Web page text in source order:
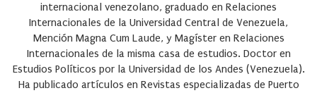
internacional venezolano, graduado en Relaciones
Internacionales de la Universidad Central de Venezuela,
Mención Magna Cum Laude, y Magíster en Relaciones
Internacionales de la misma casa de estudios. Doctor en
Estudios Políticos por la Universidad de los Andes (Venezuela).
Ha publicado artículos en Revistas especializadas de Puerto